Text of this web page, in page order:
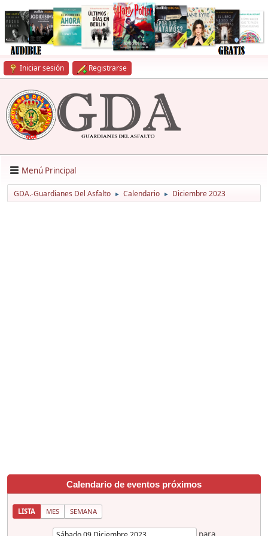
Iniciar sesión Registrarse
Menú Principal
GDA.-Guardianes Del Asfalto ► Calendario ► Diciembre 2023
Calendario de eventos próximos
LISTA MES SEMANA